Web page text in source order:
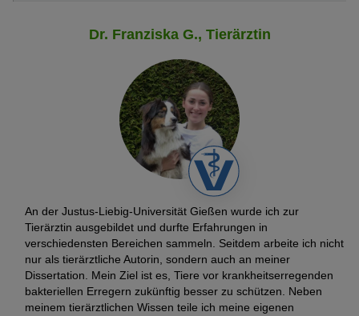
Dr. Franziska G., Tierärztin
An der Justus-Liebig-Universität Gießen wurde ich zur
Tierärztin ausgebildet und durfte Erfahrungen in
verschiedensten Bereichen sammeln. Seitdem arbeite ich nicht
nur als tierärztliche Autorin, sondern auch an meiner
Dissertation. Mein Ziel ist es, Tiere vor krankheitserregenden
bakteriellen Erregern zukünftig besser zu schützen. Neben
meinem tierärztlichen Wissen teile ich meine eigenen